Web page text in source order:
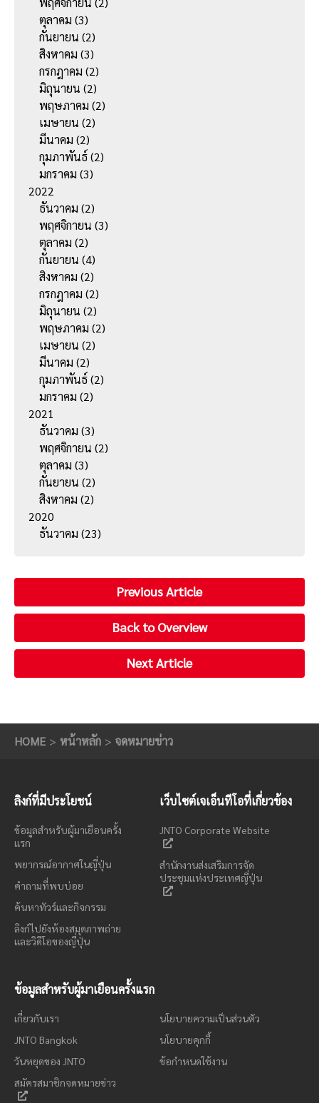
ตุลาคม (3)
กันยายน (2)
สิงหาคม (3)
กรกฎาคม (2)
มิถุนายน (2)
พฤษภาคม (2)
เมษายน (2)
มีนาคม (2)
กุมภาพันธ์(2)
มกราคม (3)
2022
ธันวาคม (2)
พฤศจิกายน (3)
ตุลาคม (2)
กันยายน (4)
สิงหาคม (2)
กรกฎาคม (2)
มิถุนายน (2)
พฤษภาคม (2)
เมษายน (2)
มีนาคม (2)
กุมภาพันธ์(2)
มกราคม (2)
2021
ธันวาคม (3)
พฤศจิกายน (2)
ตุลาคม (3)
กันยายน (2)
สิงหาคม (2)
2020
ธันวาคม (23)
Previous Article
Back to Overview
Next Article
HOME หน้าหลัก จดหมายข่าว
ลิงก์ที่มีประโยชน์
ข้อมูลสำหรับผู้มาเยือนครั้ง
แรก
พยากรณ์อากาศในญี่ปุ่น
คำถามที่พบบ่อย
ค้นหาทัวร์และกิจกรรม
ลิงก์ไปยังห้องสมุดภาพถ่าย
และวิดีโอของญี่ปุ่น
เว็บไซต์เจเอ็นทีโอที่เกี่ยวข้อง
JNTO Corporate Website
สำนักงานส่งเสริมการจัด
ประชุมแห่งประเทศญี่ปุ่น
ข้อมูลสำหรับผู้มาเยือนครั้งแรก
เกี่ยวกับเรา
JNTO Bangkok
วันหยุดของ JNTO
สมัครสมาชิกจดหมายข่าว
นโยบายความเป็นส่วนตัว
นโยบายคุกกี้
ข้อกำหนดใช้งาน